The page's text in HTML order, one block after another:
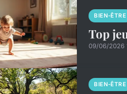
BIEN-ÊTRE
Top
09/06/2026
BIEN-ÊTRE